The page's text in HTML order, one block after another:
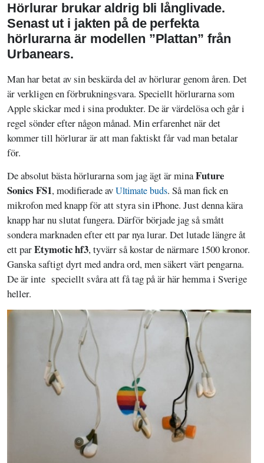
Hörlurar brukar aldrig bli långlivade.
Senast ut i jakten på de perfekta
hörlurarna är modellen ”Plattan” från
Urbanears.
Man har betat av sin beskärda del av hörlurar genom åren. Det
är verkligen en förbrukningsvara. Speciellt hörlurarna som
Apple skickar med i sina produkter. De är värdelösa och går i
regel sönder efter någon månad. Min erfarenhet när det
kommer till hörlurar är att man faktiskt får vad man betalar
för.
De absolut bästa hörlurarna som jag ägt är minaFuture
Sonics FS1, modifierade avUltimate buds. Så man fick en
mikrofon med knapp för att styra sin iPhone. Just denna kära
knapp har nu slutat fungera. Därför började jag så smått
sondera marknaden efter ett par nya lurar. Det lutade längre åt
ett parEtymotic hf3, tyvärr så kostar de närmare 1500 kronor.
Ganska saftigt dyrt med andra ord, men säkert värt pengarna.
De är inte speciellt svåra att få tag på är här hemma i Sverige
heller.